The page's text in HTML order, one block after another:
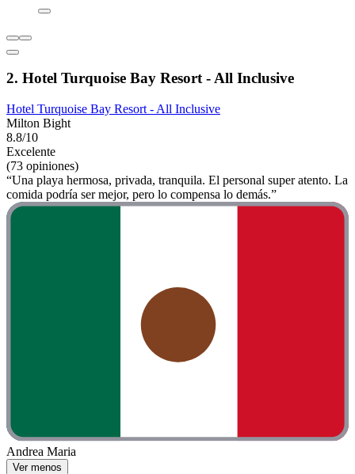
2. Hotel Turquoise Bay Resort - All Inclusive
Hotel Turquoise Bay Resort - All Inclusive
Milton Bight
8.8/10
Excelente
(73 opiniones)
“Una playa hermosa, privada, tranquila. El personal super atento. La
comida podría ser mejor, pero lo compensa lo demás.”
Andrea Maria
Ver menos